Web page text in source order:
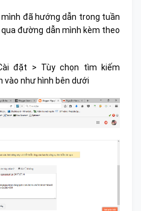
mình đã hướng dẫn trong tuần
đường dẫn mình kèm theo
đặt > Tùy chọn tìm kiếm
vào như hình bên dưới